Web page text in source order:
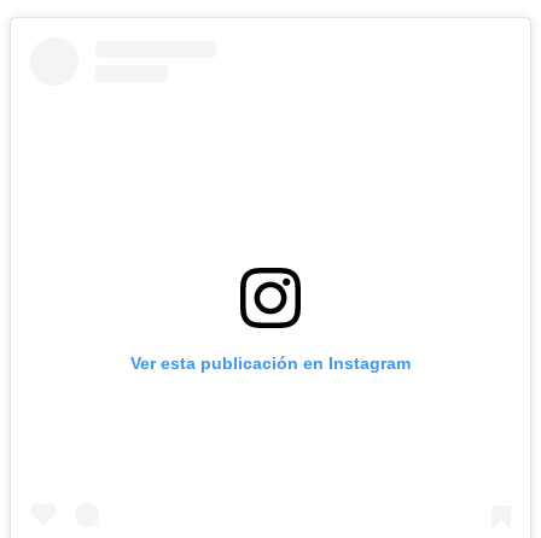
Ver esta publicación en Instagram